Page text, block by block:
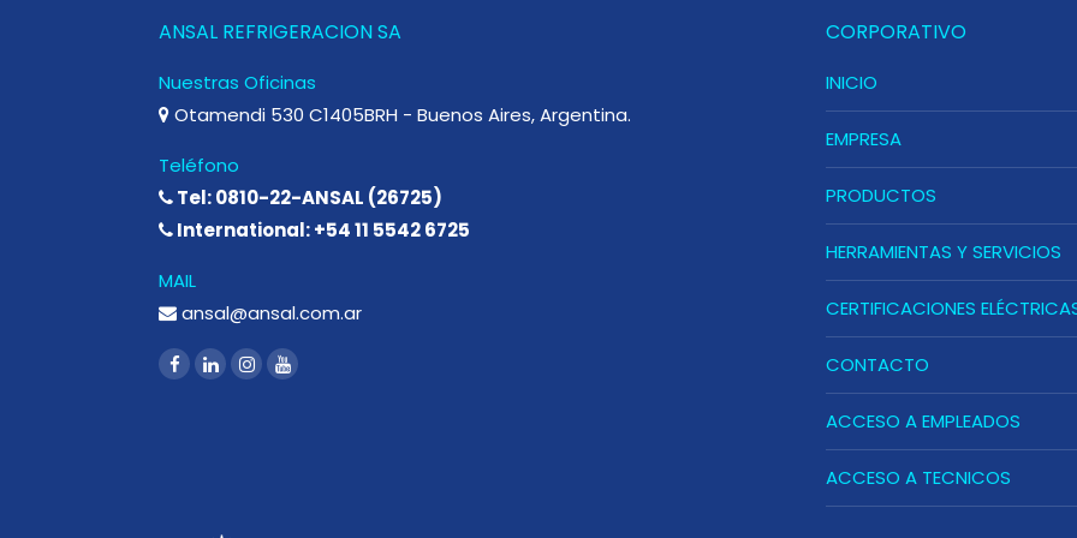
ANSAL REFRIGERACION SA
Nuestras Oficinas
Otamendi 530 C1405BRH - Buenos Aires, Argentina.
Teléfono
Tel: 0810-22-ANSAL (26725)
International: +54 11 5542 6725
MAIL
ansal@ansal.com.ar
CORPORATIVO
INICIO
EMPRESA
PRODUCTOS
HERRAMIENTAS Y SERVICIOS
CERTIFICACIONES
CONTACTO
ACCESO A EMPLEADOS
ACCESO A TECNICOS